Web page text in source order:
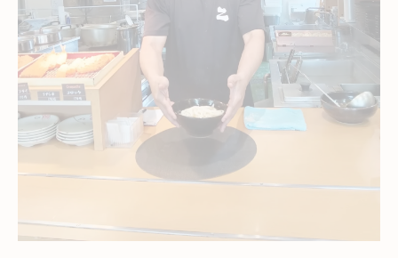
本日の気分に合う主食ランチを見つける
迷わないランチ主食選びのコツとポイント
ご当地ならではの主食ランチ体験
ランチで楽しむご当地主食の奥深さ
今治の食文化を主食ランチで体験
地元グルメで味わうランチの新発見
地元ならではの主食に出会う楽しみ